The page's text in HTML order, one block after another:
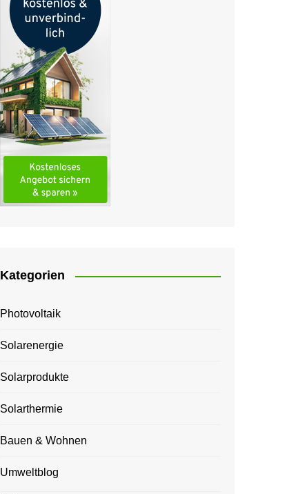
Kategorien
Photovoltaik
Solarenergie
Solarprodukte
Solarthermie
Bauen & Wohnen
Umweltblog